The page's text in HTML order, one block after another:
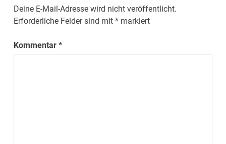
Deine E-Mail-Adresse wird nicht veröffentlicht.
Erforderliche Felder sind mit* markiert
Kommentar*